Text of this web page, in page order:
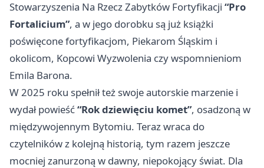
Stowarzyszenia Na Rzecz Zabytków Fortyfikacji “Pro
Fortalicium”, a w jego dorobku są już książki
poświęcone fortyfikacjom, Piekarom Śląskim i
okolicom, Kopcowi Wyzwolenia czy wspomnieniom
Emila Barona.
W 2025 roku spełnił też swoje autorskie marzenie i
wydał powieść“Rok dziewięciu komet”, osadzoną w
międzywojennym Bytomiu. Teraz wraca do
czytelników z kolejną historią, tym razem jeszcze
mocniej zanurzoną w dawny, niepokojący świat. Dla